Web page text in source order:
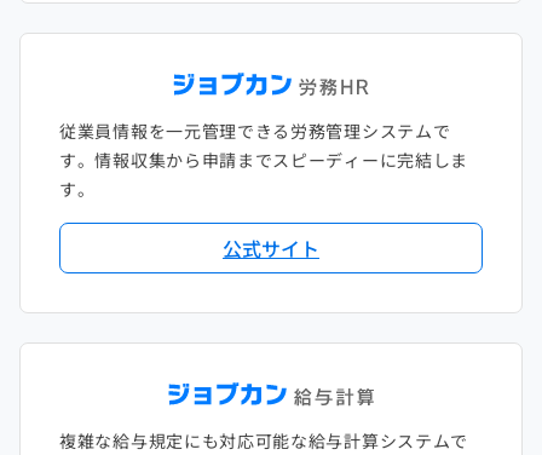
従業員情報を一元管理できる労務管理システムで
す。情報収集から申請までスピーディーに完結しま
す。
公式サイト
複雑な給与規定にも対応可能な給与計算システムで